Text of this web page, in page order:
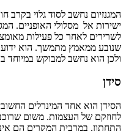
המגנזיום נחשב לסוד גלוי בקרב
ישירות אל מסלולי האופניים.
לשרירים לאחר כל פעילות
שנובע ממאמץ מתמשך. הוא
ולכן הוא נחשב למבוקש במיוחד
סידן
הסידן הוא אחד המינרלים
לחוזקם של העצמות. משום
התחתון, במרבית המקרים הם